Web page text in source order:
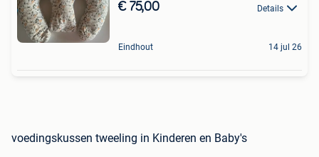
€ 75,00 Details
Eindhout 14 jul 26
voedingskussen tweeling in Kinderen en Baby's